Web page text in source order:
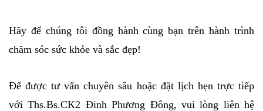
Hãy để chúng tôi đồng hành cùng bạn trên hành trình
chăm sóc sức khỏe và sắc đẹp!
Để được tư vấn chuyên sâu hoặc đặt lịch hẹn trực tiếp
với Ths.Bs.CK2 Đinh Phương Đông, vui lòng liên hệ